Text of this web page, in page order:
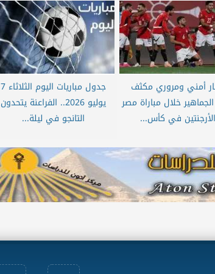
أمني ومروري مكثف
خلال مباراة مصر
في كأس...
جدول مباريات اليوم الثلاثاء 7
يوليو 2026.. الفراعنة يتحدون
التانجو في ليلة...